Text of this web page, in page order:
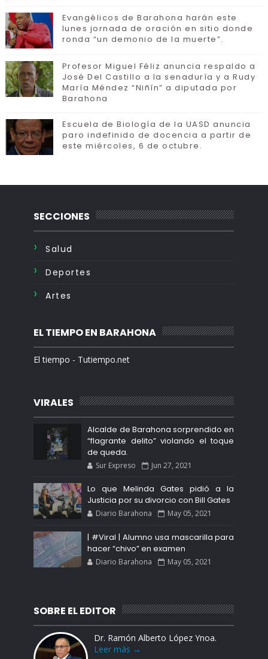
Evangélicos de Barahona harán este
lunes jornada de oración en sitio donde
ronda “un demonio de la muerte”.
Profesor Miguel Féliz anuncia respaldo a
José Del Castillo a la senaduría y a Rudy
María Méndez “Niñín” a diputada por
Barahona
Escuela de Biología de la UASD anuncia
paro indefinido de docencia a partir de
este miércoles, 6 de octubre.
SECCIONES
Salud
Deportes
Artes
EL TIEMPO EN BARAHONA
El tiempo - Tutiempo.net
VIRALES
Alcalde de Barahona sorprendido en
“flagrante delito” violando el toque
de queda.
Sur Expreso Jun 27, 2021
Lo que Melinda Gates pidió a la
Justicia por su divorcio con Bill Gates
Diario Barahona May 05, 2021
| #Viral | Alumno usa mascarilla para
hacer “chivo” en examen
Diario Barahona May 05, 2021
SOBRE EL EDITOR
Dr. Ramón Alberto López Ynoa.
Leer más →